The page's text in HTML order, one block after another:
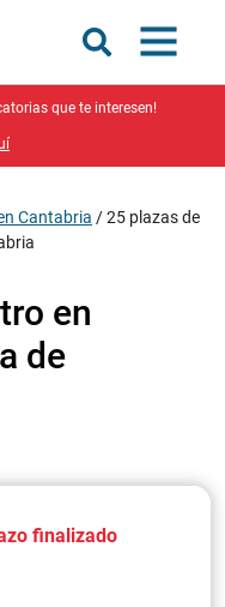
que te interesen!
Cantabria /25 plazas de
en
de
finalizado